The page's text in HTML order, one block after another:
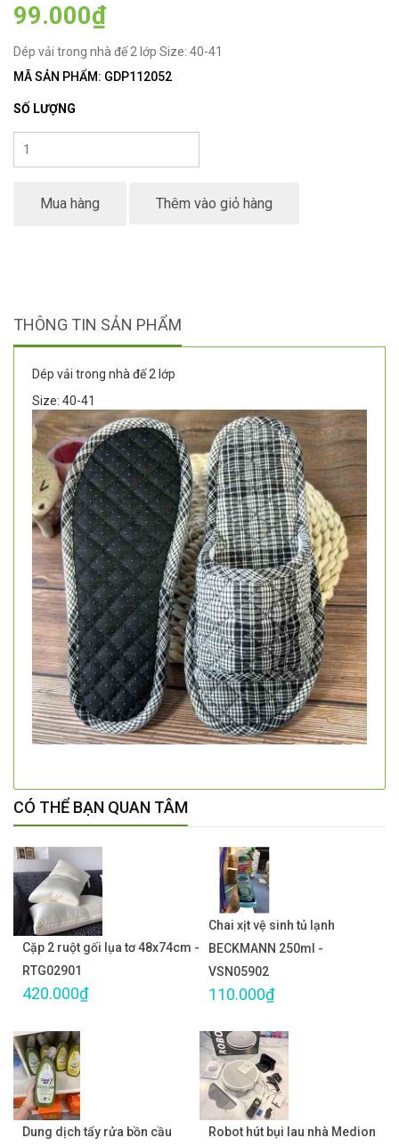
99.000₫
Dép vải trong nhà đế 2 lớp Size: 40-41
MÃ SẢN PHẨM: GDP112052
SỐ LƯỢNG
Mua hàng Thêm vào giỏ hàng
THÔNG TIN SẢN PHẨM
Dép vải trong nhà đế 2 lớp
Size: 40-41
CÓ THỂ BẠN QUAN TÂM
Cặp 2 ruột gối lụa tơ 48x74cm -
RTG02901
420.000₫
Chai xịt vệ sinh tủ lạnh
BECKMANN 250ml -
VSN05902
110.000₫
Dung dịch tẩy rửa bồn cầu Robot hút bụi lau nhà Medion